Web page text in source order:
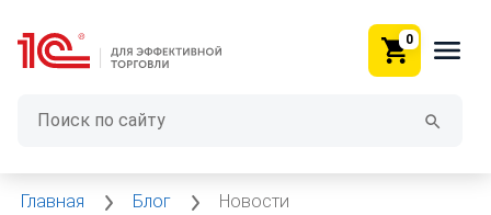
0
Главная Блог Новости